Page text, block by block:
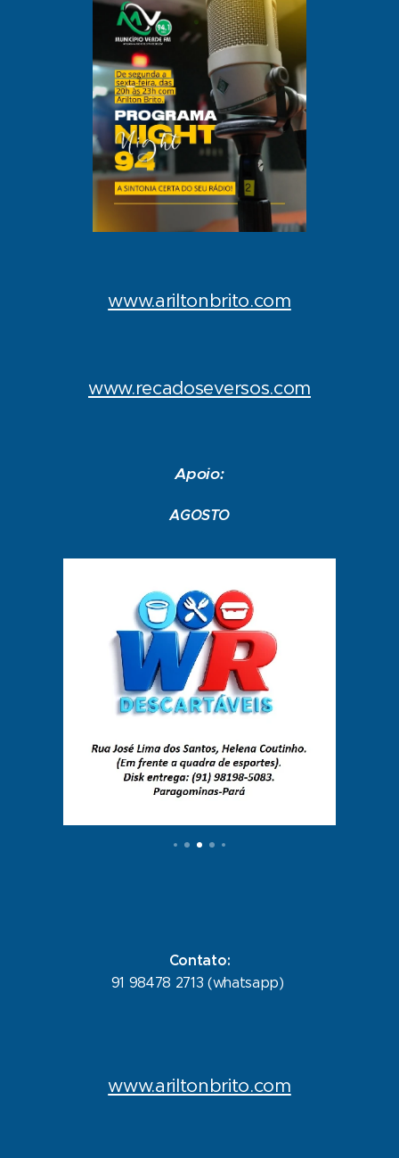
www.ariltonbrito.com
www.recadoseversos.com
Apoio:
AGOSTO
Contato:
91 98478 2713 (whatsapp)
www.ariltonbrito.com